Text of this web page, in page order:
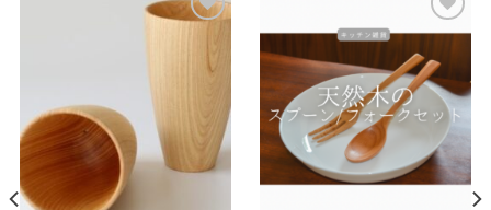
りに
お気
りに
追加